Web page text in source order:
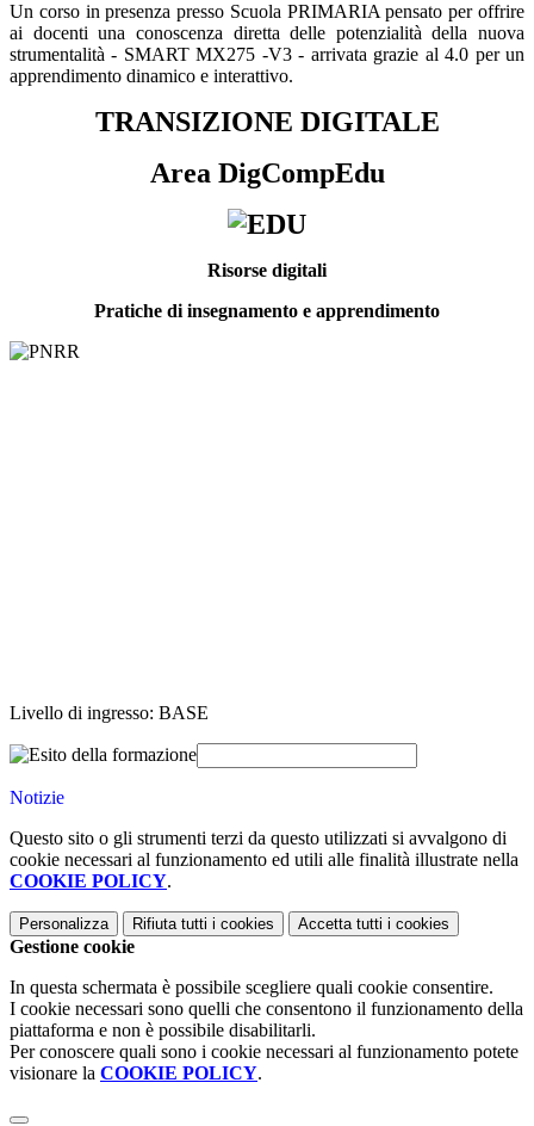
Un corso in presenza presso Scuola PRIMARIA pensato per offrire
ai docenti una conoscenza diretta delle potenzialità della nuova
strumentalità - SMART MX275 -V3 - arrivata grazie al 4.0 per un
apprendimento dinamico e interattivo.
TRANSIZIONE DIGITALE
Area DigCompEdu
Risorse digitali
Pratiche di insegnamento e apprendimento
Livello di ingresso: BASE
Notizie
Questo sito o gli strumenti terzi da questo utilizzati si avvalgono di
cookie necessari al funzionamento ed utili alle finalità illustrate nella
COOKIE POLICY.
Personalizza Rifiuta tutti i cookies Accetta tutti i cookies
Gestione cookie
In questa schermata è possibile scegliere quali cookie consentire.
I cookie necessari sono quelli che consentono il funzionamento della
piattaforma e non è possibile disabilitarli.
Per conoscere quali sono i cookie necessari al funzionamento potete
visionare la COOKIE POLICY.